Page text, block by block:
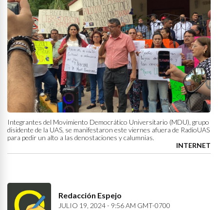
Integrantes del Movimiento Democrático Universitario (MDU), grupo
disidente de la UAS, se manifestaron este viernes afuera de RadioUAS
para pedir un alto a las denostaciones y calumnias.
INTERNET
Redacción Espejo
JULIO 19, 2024 - 9:56 AM GMT-0700